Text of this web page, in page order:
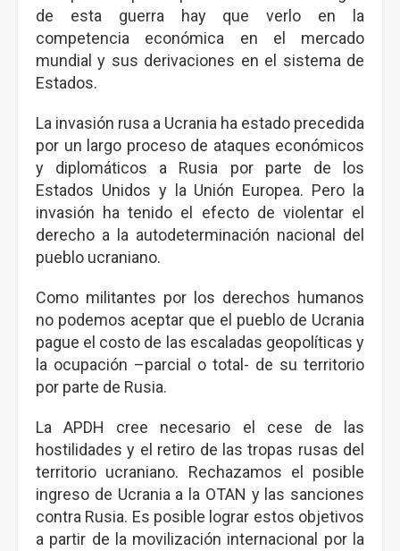
de esta guerra hay que verlo en la
competencia económica en el mercado
mundial y sus derivaciones en el sistema de
Estados.
La invasión rusa a Ucrania ha estado precedida
por un largo proceso de ataques económicos
y diplomáticos a Rusia por parte de los
Estados Unidos y la Unión Europea. Pero la
invasión ha tenido el efecto de violentar el
derecho a la autodeterminación nacional del
pueblo ucraniano.
Como militantes por los derechos humanos
no podemos aceptar que el pueblo de Ucrania
pague el costo de las escaladas geopolíticas y
la ocupación –parcial o total- de su territorio
por parte de Rusia.
La APDH cree necesario el cese de las
hostilidades y el retiro de las tropas rusas del
territorio ucraniano. Rechazamos el posible
ingreso de Ucrania a la OTAN y las sanciones
contra Rusia. Es posible lograr estos objetivos
a partir de la movilización internacional por la